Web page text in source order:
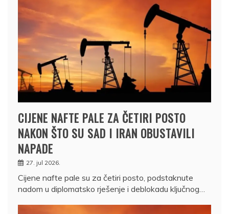
CIJENE NAFTE PALE ZA ČETIRI POSTO
NAKON ŠTO SU SAD I IRAN OBUSTAVILI
NAPADE
27. jul 2026.
Cijene nafte pale su za četiri posto, podstaknute
nadom u diplomatsko rješenje i deblokadu ključnog…